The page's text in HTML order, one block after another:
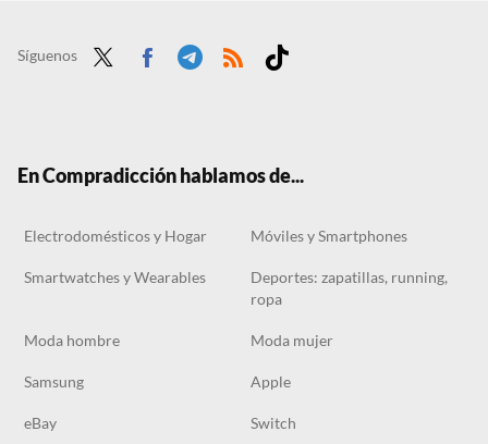
Síguenos
En Compradicción hablamos de...
Electrodomésticos y Hogar Móviles y Smartphones
Smartwatches y Wearables
Deportes: zapatillas, running,
ropa
Moda hombre Moda mujer
Samsung Apple
eBay Switch